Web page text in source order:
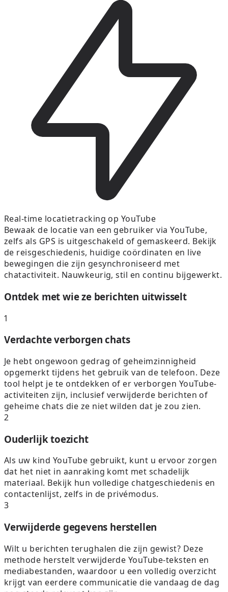
Real-time locatietracking op YouTube
Bewaak de locatie van een gebruiker via YouTube,
zelfs als GPS is uitgeschakeld of gemaskeerd. Bekijk
de reisgeschiedenis, huidige coördinaten en live
bewegingen die zijn gesynchroniseerd met
chatactiviteit. Nauwkeurig, stil en continu bijgewerkt.
Ontdek met wie ze berichten uitwisselt
1
Verdachte verborgen chats
Je hebt ongewoon gedrag of geheimzinnigheid
opgemerkt tijdens het gebruik van de telefoon. Deze
tool helpt je te ontdekken of er verborgen YouTube-
activiteiten zijn, inclusief verwijderde berichten of
geheime chats die ze niet wilden dat je zou zien.
2
Ouderlijk toezicht
Als uw kind YouTube gebruikt, kunt u ervoor zorgen
dat het niet in aanraking komt met schadelijk
materiaal. Bekijk hun volledige chatgeschiedenis en
contactenlijst, zelfs in de privémodus.
3
Verwijderde gegevens herstellen
Wilt u berichten terughalen die zijn gewist? Deze
methode herstelt verwijderde YouTube-teksten en
mediabestanden, waardoor u een volledig overzicht
krijgt van eerdere communicatie die vandaag de dag